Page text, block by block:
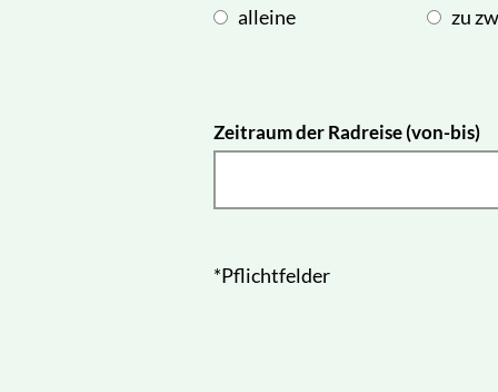
alleine zu
Zeitraum der Radreise (von-bis)
*Pflichtfelder